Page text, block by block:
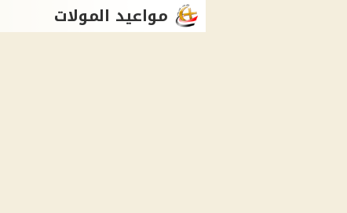
مواعيد المولات